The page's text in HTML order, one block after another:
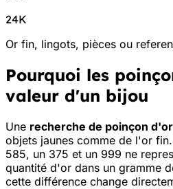
24K
Or fin, lingots, pièces ou
Pourquoi les
valeur d'un bijou
Une recherche de poinçon d'or
objets jaunes comme de l'or
585, un 375 et un 999 ne
quantité d'or dans un gramme
cette différence change